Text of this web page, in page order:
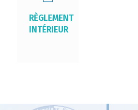
RÈGLEMENT
INTÉRIEUR